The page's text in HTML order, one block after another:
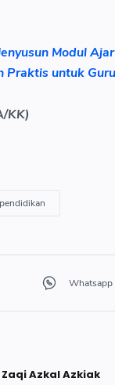
Modul
Praktis untuk
KK)